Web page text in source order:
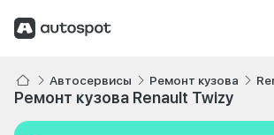
Автосервисы Ремонт кузова
Ремонт кузова Renault Twizy